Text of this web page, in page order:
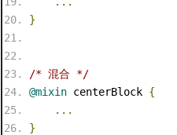
}
/* 混合 */
@mixin centerBlock {
...
}